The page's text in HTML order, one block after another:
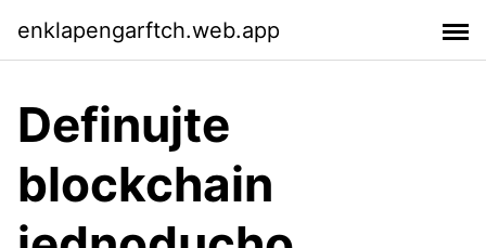
enklapengarftch.web.app
Definujte
blockchain